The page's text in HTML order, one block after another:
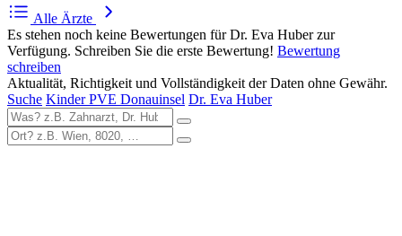
Alle Ärzte
Es stehen noch keine Bewertungen für Dr. Eva Huber zur
Verfügung. Schreiben Sie die erste Bewertung! Bewertung
schreiben
Aktualität, Richtigkeit und Vollständigkeit der Daten ohne Gewähr.
Suche Kinder PVE Donauinsel Dr. Eva Huber